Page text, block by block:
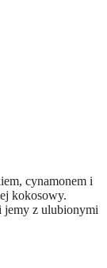
cynamonem i
kokosowy.
jemy z ulubionymi